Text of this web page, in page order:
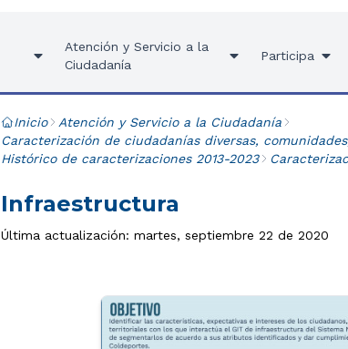
Atención y Servicio a la
Ciudadanía
Participa
Inicio
Atención y Servicio a la Ciudadanía
Caracterización de ciudadanías diversas,
Histórico de caracterizaciones 2013-2023
Infraestructura
Última actualización: martes, septiembre 22 de 2020